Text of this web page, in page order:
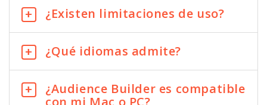
¿Existen limitaciones de uso?
¿Qué idiomas admite?
¿Audience Builder es compatible
con mi Mac o PC?